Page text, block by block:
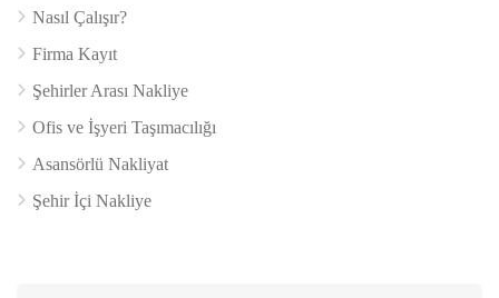
Nasıl Çalışır?
Firma Kayıt
Şehirler Arası Nakliye
Ofis ve İşyeri Taşımacılığı
Asansörlü Nakliyat
Şehir İçi Nakliye